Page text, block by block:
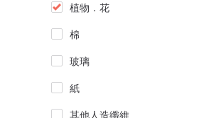
植物．花
棉
玻璃
紙
其他人造纖維